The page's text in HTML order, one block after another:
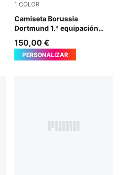
1 COLOR
Camiseta Borussia
Dortmund 1.ª equipación
hombre
Faster Yellow-PUMA Black
150,00 €
PERSONALIZAR